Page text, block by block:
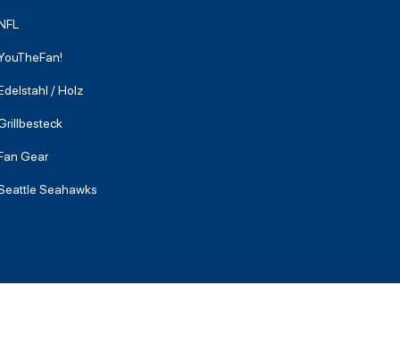
/ Holz
Gear
Seahawks